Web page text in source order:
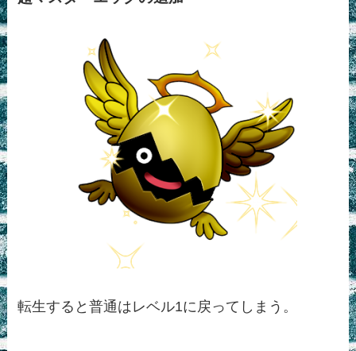
転生すると普通はレベル1に戻ってしまう。